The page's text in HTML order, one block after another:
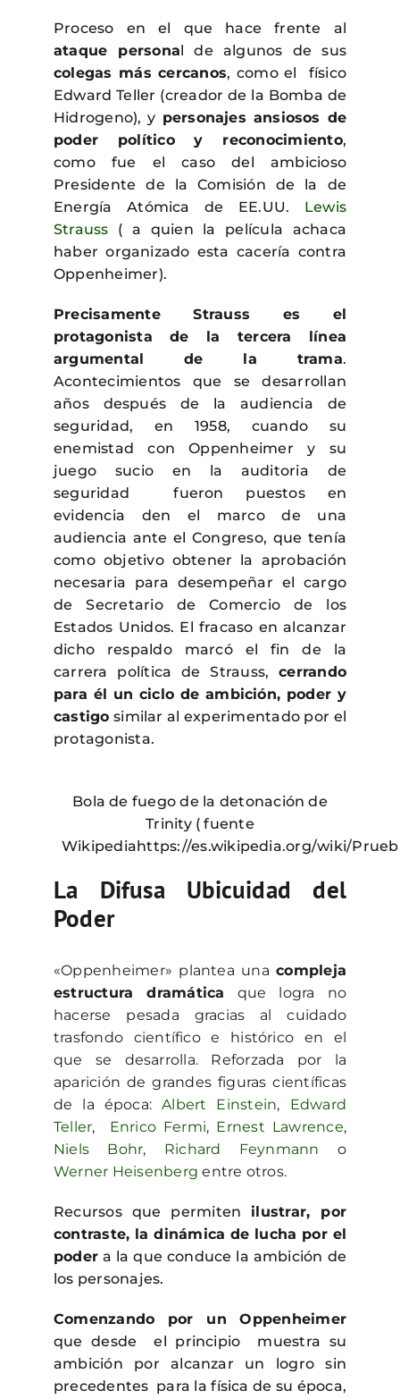
Proceso en el que hace frente al
ataque personal de algunos de sus
colegas más cercanos, como el físico
Edward Teller (creador de la Bomba de
Hidrogeno), y personajes ansiosos de
poder político y reconocimiento,
como fue el caso del ambicioso
Presidente de la Comisión de la de
Energía Atómica de EE.UU. Lewis
Strauss ( a quien la película achaca
haber organizado esta cacería contra
Oppenheimer).
Precisamente Strauss es el
protagonista de la tercera línea
argumental de la trama.
Acontecimientos que se desarrollan
años después de la audiencia de
seguridad, en 1958, cuando su
enemistad con Oppenheimer y su
juego sucio en la auditoria de
seguridad fueron puestos en
evidencia den el marco de una
audiencia ante el Congreso, que tenía
como objetivo obtener la aprobación
necesaria para desempeñar el cargo
de Secretario de Comercio de los
Estados Unidos. El fracaso en alcanzar
dicho respaldo marcó el fin de la
carrera política de Strauss,cerrando
para él un ciclo de ambición, poder y
castigo similar al experimentado por el
protagonista.
Bola de fuego de la detonación de
Trinity ( fuente
Wikipediahttps://es.wikipedia.org/wiki/
La Difusa Ubicuidad del
Poder
«Oppenheimer» plantea unacompleja
estructura dramática que logra no
hacerse pesada gracias al cuidado
trasfondo científico e histórico en el
que se desarrolla. Reforzada por la
aparición de grandes figuras científicas
de la época:Albert Einstein, Edward
Teller, Enrico Fermi, Ernest Lawrence,
Niels Bohr, Richard Feynmann o
Werner Heisenberg entre otros.
Recursos que permiten ilustrar, por
contraste, la dinámica de lucha por el
poder a la que conduce la ambición de
los personajes.
Comenzando por un Oppenheimer
que desde el principio muestra su
ambición por alcanzar un logro sin
precedentes para la física de su época,